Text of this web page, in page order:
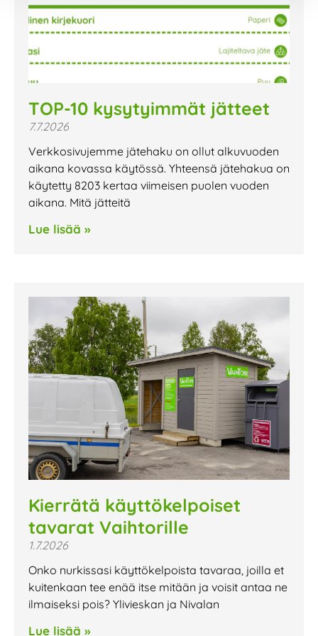
TOP-10 kysytyimmät jätteet
7.7.2026
Verkkosivujemme jätehaku on ollut alkuvuoden
aikana kovassa käytössä. Yhteensä jätehakua on
käytetty 8203 kertaa viimeisen puolen vuoden
aikana. Mitä jätteitä
Lue lisää »
Kierrätä käyttökelpoiset
tavarat Vaihtorille
1.7.2026
Onko nurkissasi käyttökelpoista tavaraa, joilla et
kuitenkaan tee enää itse mitään ja voisit antaa ne
ilmaiseksi pois? Ylivieskan ja Nivalan
Lue lisää »